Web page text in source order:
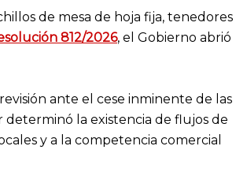
de mesa de hoja fija, tenedores
812/2026, el Gobierno abrió
ante el cese inminente de las
determinó la existencia de flujos de
y a la competencia comercial